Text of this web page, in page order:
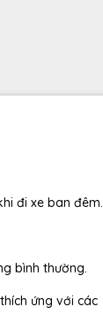
đi xe ban đêm.
bình thường.
ứng với các